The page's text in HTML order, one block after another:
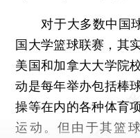
对于大多数中国球
国大学篮球联赛，其
美国和加拿大大学院
动是每年举办包括棒
操等在内的各种体育
运动。但由于其篮